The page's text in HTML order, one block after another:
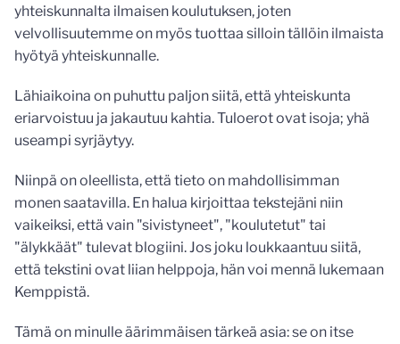
yhteiskunnalta ilmaisen koulutuksen, joten
velvollisuutemme on myös tuottaa silloin tällöin ilmaista
hyötyä yhteiskunnalle.
Lähiaikoina on puhuttu paljon siitä, että yhteiskunta
eriarvoistuu ja jakautuu kahtia. Tuloerot ovat isoja; yhä
useampi syrjäytyy.
Niinpä on oleellista, että tieto on mahdollisimman
monen saatavilla. En halua kirjoittaa tekstejäni niin
vaikeiksi, että vain "sivistyneet", "koulutetut" tai
"älykkäät" tulevat blogiini. Jos joku loukkaantuu siitä,
että tekstini ovat liian helppoja, hän voi mennä lukemaan
Kemppistä.
Tämä on minulle äärimmäisen tärkeä asia: se on itse